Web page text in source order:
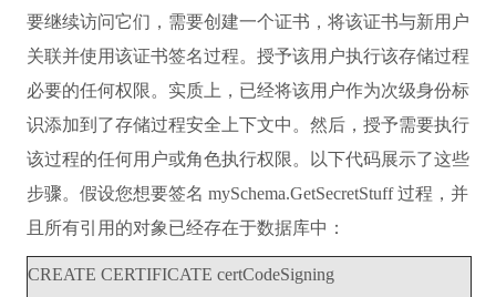
要继续访问它们，需要创建一个证书，将该证书与新用户
关联并使用该证书签名过程。授予该用户执行该存储过程
必要的任何权限。实质上，已经将该用户作为次级身份标
识添加到了存储过程安全上下文中。然后，授予需要执行
该过程的任何用户或角色执行权限。以下代码展示了这些
步骤。假设您想要签名 mySchema.GetSecretStuff 过程，并
且所有引用的对象已经存在于数据库中：
CREATE CERTIFICATE certCodeSigning